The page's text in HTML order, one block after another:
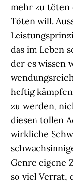
mehr zu töten
Töten will.
das im Leben
der es wissen
heftig
zu werden,
diesen tollen
wirkliche
Genre eigene
so viel Verrat,